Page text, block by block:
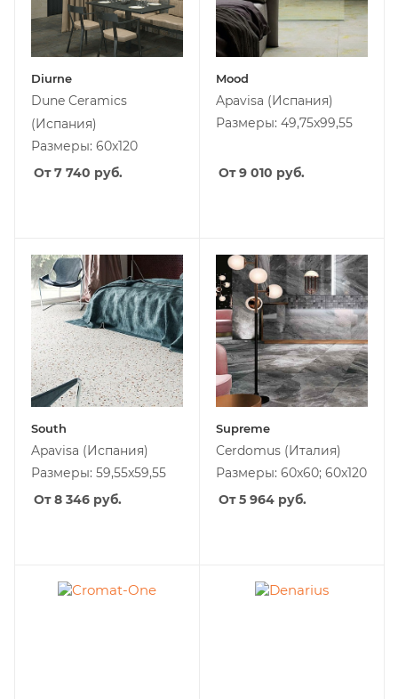
Diurne
Dune Ceramics
(Испания)
Размеры: 60x120
От 7 740 руб.
Mood
Apavisa (Испания)
Размеры: 49,75x99,55
От 9 010 руб.
South
Apavisa (Испания)
Размеры: 59,55x59,55
От 8 346 руб.
Supreme
Cerdomus (Италия)
Размеры: 60x60; 60x120
От 5 964 руб.